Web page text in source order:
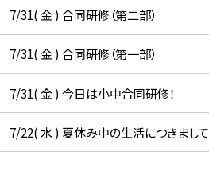
7/31( 金 ) 合同研修（第二部）
7/31( 金 ) 合同研修（第一部）
7/31( 金 ) 今日は小中合同研修！
7/22( 水 ) 夏休み中の生活につきまして